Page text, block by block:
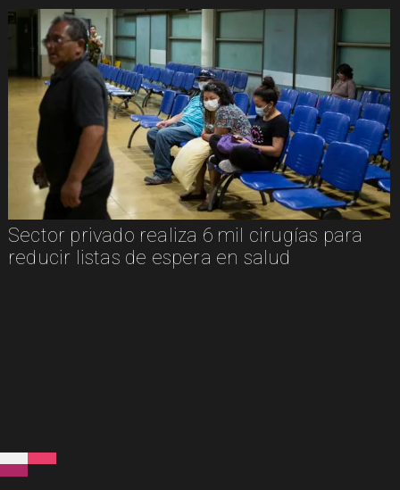
Sector privado realiza 6 mil cirugías para
reducir listas de espera en salud